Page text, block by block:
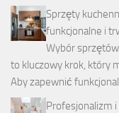
Sprzęty
funkcjonalne i
Wybór
to kluczowy krok, który
Aby zapewnić
Profesjonalizm